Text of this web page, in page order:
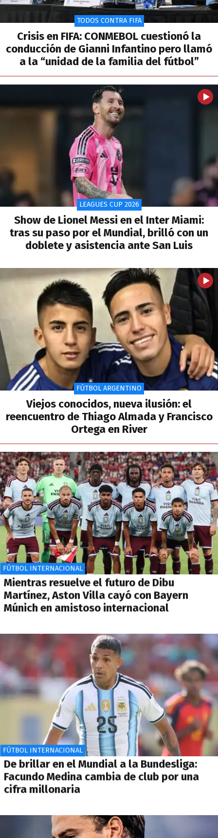
TODOS CONTRA FIFA
Crisis en FIFA: CONMEBOL cuestionó la
conducción de Gianni Infantino pero llamó
a la “unidad de la familia del fútbol”
LEAGUES CUP 2026
Show de Lionel Messi en el Inter Miami:
tras su paso por el Mundial, brilló con un
doblete y asistencia ante San Luis
FÚTBOL ARGENTINO
Viejos conocidos, nueva ilusión: el
reencuentro de Thiago Almada y Francisco
Ortega en River
FÚTBOL INTERNACIONAL
Mientras resuelve el futuro de Dibu
Martínez, Aston Villa cayó con Bayern
Múnich en amistoso internacional
FÚTBOL INTERNACIONAL
De brillar en el Mundial a la Bundesliga:
Facundo Medina cambia de club por una
cifra millonaria